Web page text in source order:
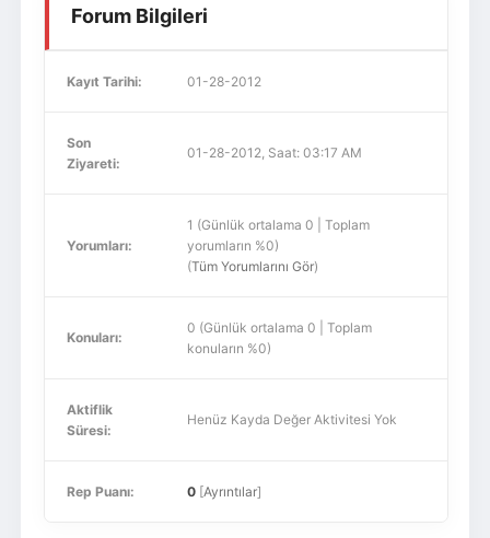
Forum Bilgileri
Kayıt Tarihi: 01-28-2012
Son
Ziyareti:
01-28-2012, Saat: 03:17 AM
Yorumları:
1 (Günlük ortalama 0 | Toplam
yorumların %0)
(Tüm Yorumlarını Gör)
Konuları:
0 (Günlük ortalama 0 | Toplam
konuların %0)
Aktiflik
Süresi:
Henüz Kayda Değer Aktivitesi Yok
Rep Puanı: 0[Ayrıntılar]